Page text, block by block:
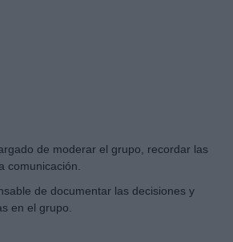
de moderar el grupo, recordar las
comunicación.
de documentar las decisiones y
en el grupo.